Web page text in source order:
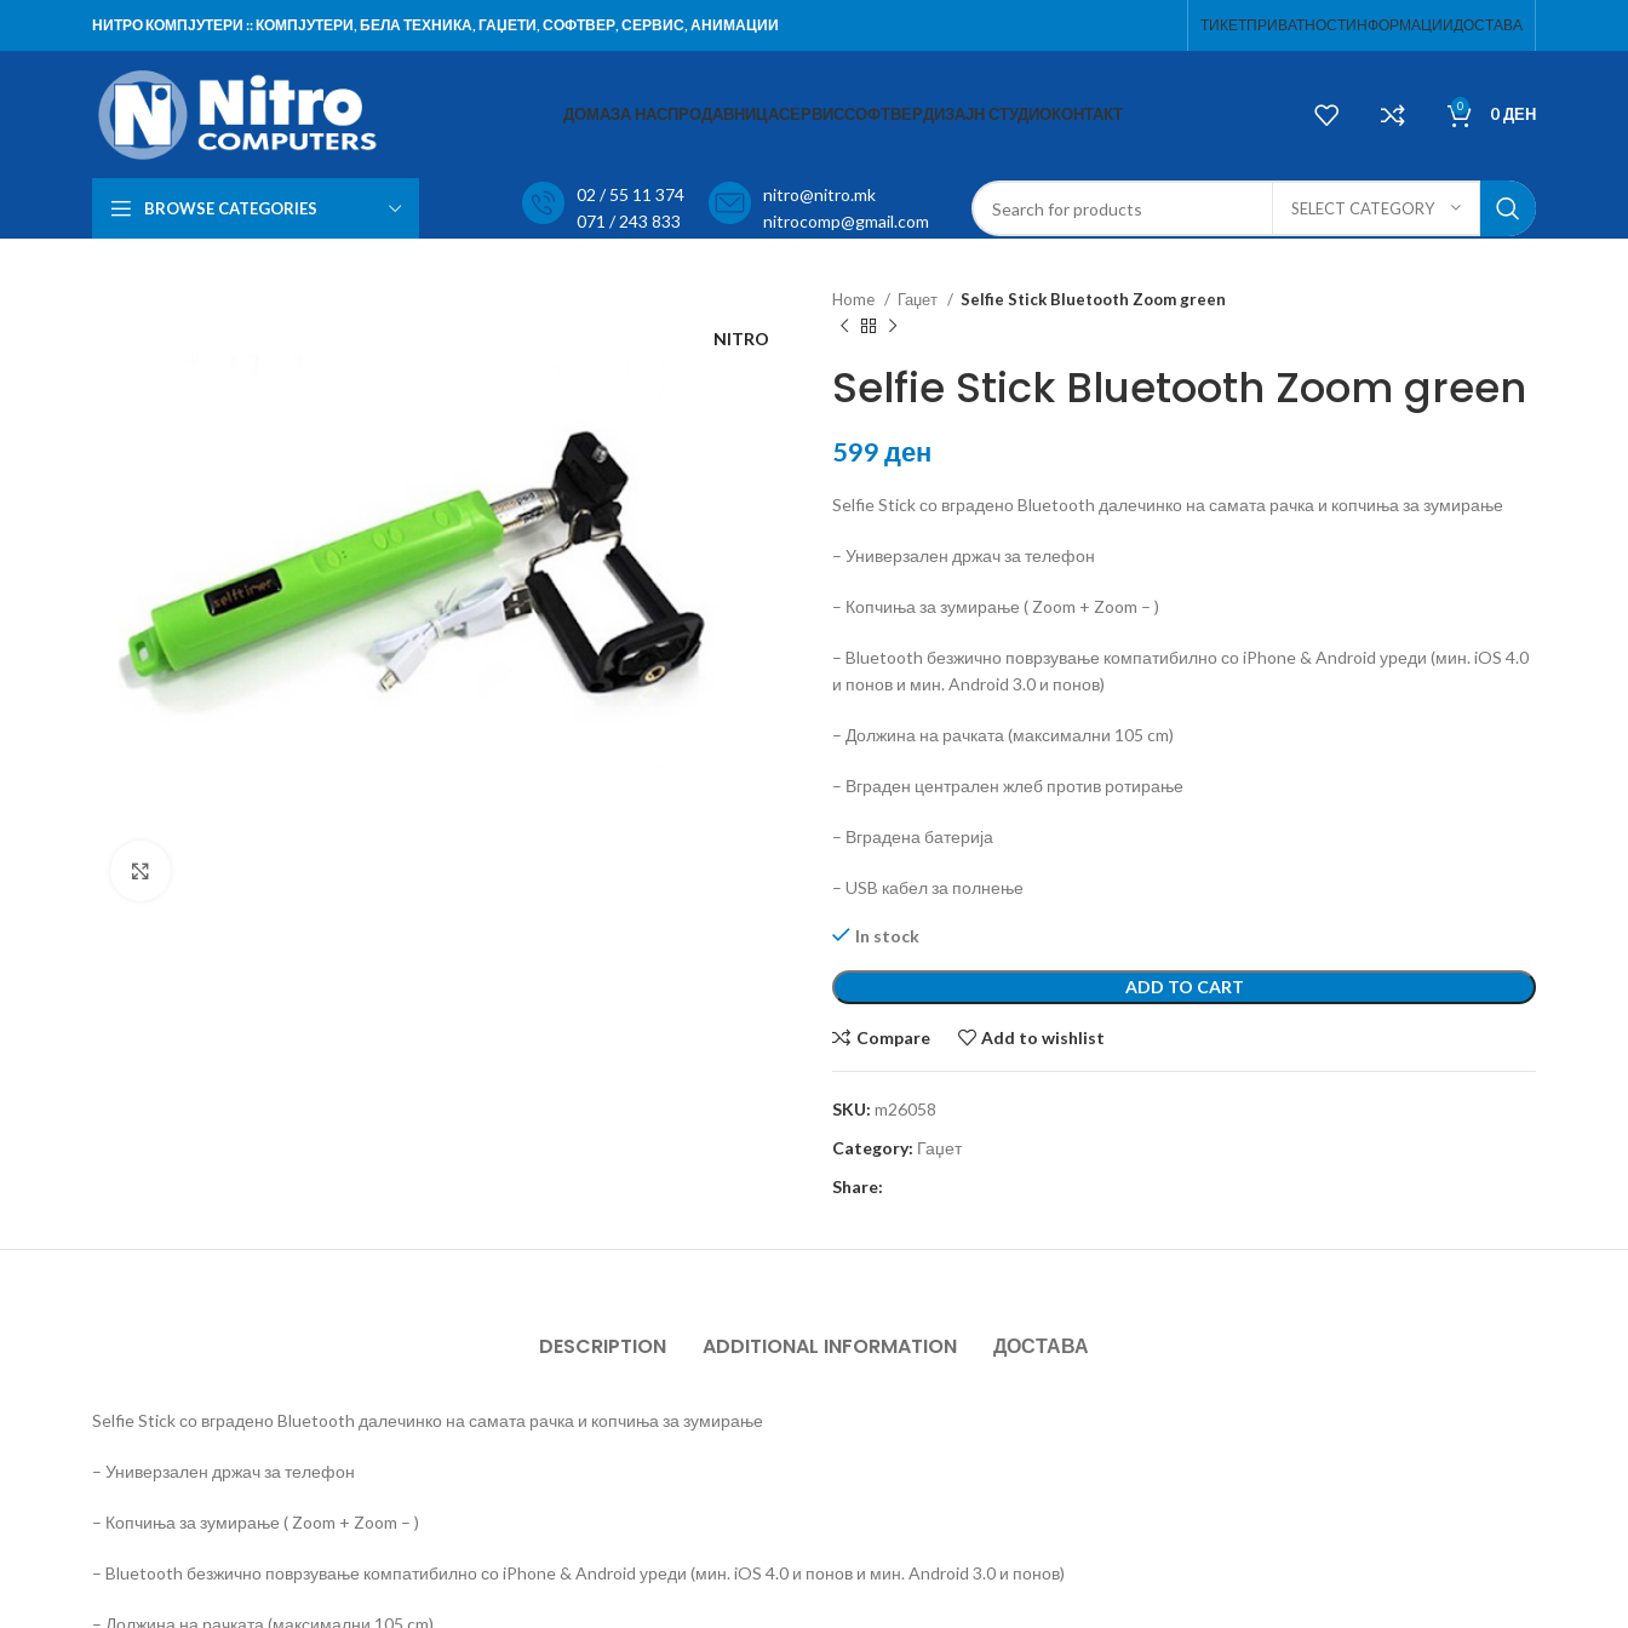
НИТРО КОМПЈУТЕРИ :: КОМПЈУТЕРИ, БЕЛА ТЕХНИКА, ГАЏЕТИ, СОФТВЕР, СЕРВИС, АНИМАЦИИ ТИКЕТПРИВАТНОСТИНФОРМАЦИИДОСТАВА
ДОМАЗА НАСПРОДАВНИЦАСЕРВИССОФТВЕРДИЗАЈН СТУДИОКОНТАКТ 0 0ДЕН
BROWSE CATEGORIES
02 / 55 11 374
071 / 243 833
nitro@nitro.mk
nitrocomp@gmail.com
SELECT CATEGORY
NITRO
Home Гаџет Selfie Stick Bluetooth Zoom green
Selfie Stick Bluetooth Zoom green
599ден
Selfie Stick со вградено Bluetooth далечинко на самата рачка и копчиња за зумирање
– Универзален држач за телефон
– Копчиња за зумирање ( Zoom + Zoom – )
– Bluetooth безжично поврзување компатибилно со iPhone & Android уреди (мин. iOS 4.0
и понов и мин. Android 3.0 и понов)
– Должина на рачката (максимални 105 cm)
– Вграден централен жлеб против ротирање
– Вградена батерија
– USB кабел за полнење
In stock
ADD TO CART
Compare Add to wishlist
SKU: m26058
Category: Гаџет
Share:
DESCRIPTION ADDITIONAL INFORMATION ДОСТАВА
Selfie Stick со вградено Bluetooth далечинко на самата рачка и копчиња за зумирање
– Универзален држач за телефон
– Копчиња за зумирање ( Zoom + Zoom – )
– Bluetooth безжично поврзување компатибилно со iPhone & Android уреди (мин. iOS 4.0 и понов и мин. Android 3.0 и понов)
– Должина на рачката (максимални 105 cm)